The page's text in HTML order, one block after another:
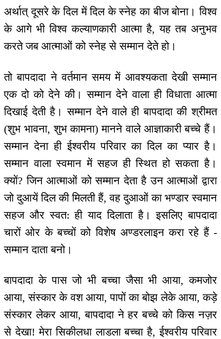
अर्थात् दूसरे के दिल में दिल के स्नेह का बीज बोना। विश्व
के आगे भी विश्व कल्याणकारी आत्मा है, यह तब अनुभव
करते जब आत्माओं को स्नेह से सम्मान देते हो।
तो बापदादा ने वर्तमान समय में आवश्यकता देखी सम्मान
एक दो को देने की। सम्मान देने वाला ही विधाता आत्मा
दिखाई देती है। सम्मान देने वाले ही बापदादा की श्रीमत
(शुभ भावना, शुभ कामना) मानने वाले आज्ञाकारी बच्चे हैं।
सम्मान देना ही ईश्वरीय परिवार का दिल का प्यार है।
सम्मान वाला स्वमान में सहज ही स्थित हो सकता है।
क्यों? जिन आत्माओं को सम्मान देता है उन आत्माओं द्वारा
जो दुआयें दिल की मिलती हैं, वह दुआओं का भण्डार स्वमान
सहज और स्वत: ही याद दिलाता है। इसलिए बापदादा
चारों ओर के बच्चों को विशेष अण्डरलाइन करा रहे हैं -
सम्मान दाता बनो।
बापदादा के पास जो भी बच्चा जैसा भी आया, कमजोर
आया, संस्कार के वश आया, पापों का बोझ लेके आया, कड़े
संस्कार लेकर आया, बापदादा ने हर बच्चे को किस नज़र
से देखा! मेरा सिकीलधा लाडला बच्चा है, ईश्वरीय परिवार